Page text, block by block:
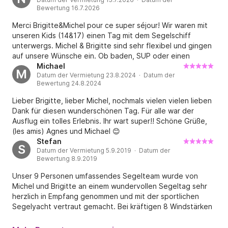
natürlich die komplette Offshore-
Sicherheitsausrüstung usw.).
Abhängig von Ihrem Aufenthalt und Ihrer Gruppe
(Alter, Anzahl) sollten Sie mit Folgendem rechnen:
Einen Beitrag für Diesel (oft 0 € bei wenig Wind) –
ansonsten 5 l/h.
Einen Beitrag für Mahlzeiten: Gemeinsame Mahlzeiten
– zum gleichen Preis wie zu Hause, da sie zum
gleichen Preis wie gekaufte Lebensmittel kosten.
Einen Beitrag für Übernachtungen und das Leben an
Bord.
Der Zugang zu allen Wassersportarten ist kostenlos
(Paddeln, Kanufahren, Schnorcheln…).
Nur ein Kleine Klarstellung! …Es gibt keinen
Aschenbecher im Segelboot.
Kontaktieren Sie uns, um Ihr Projekt zu besprechen …
Bewertung 16.7.2026
Merci Brigitte&Michel pour ce super séjour! Wir waren mit
unseren Kids (14&17) einen Tag mit dem Segelschiff
unterwergs. Michel & Brigitte sind sehr flexibel und gingen
auf unsere Wünsche ein. Ob baden, SUP oder einen
Inselbesuch; die Entscheidung lag ganz bei uns. Die
unterhaltsamen, interessanten sowie humorvollen
Gespräche liessen den Tag im Nu vorübergehen. Mein
Partner hat den Segelschein und so kam es dann auch,
dass er das Ruder an Bord, unter dem wachsamen Auge
und kompetenter Hilfe von Michel, übernommen hatte.
Danke für den tollen Tag, Brigitte und Michel!
M
Michael
Datum der Vermietung 23.8.2024 · Datum der
Bewertung 24.8.2024
Lieber Brigitte, lieber Michel, nochmals vielen vielen lieben
Dank für diesen wunderschönen Tag. Für alle war der
Ausflug ein tolles Erlebnis. Ihr wart super!! Schöne Grüße,
(les amis) Agnes und Michael 😊
S
Stefan
Datum der Vermietung 5.9.2019 · Datum der
Bewertung 8.9.2019
Unser 9 Personen umfassendes Segelteam wurde von
Michel und Brigitte an einem wundervollen Segeltag sehr
herzlich in Empfang genommen und mit der sportlichen
Segelyacht vertraut gemacht. Bei kräftigen 8 Windstärken